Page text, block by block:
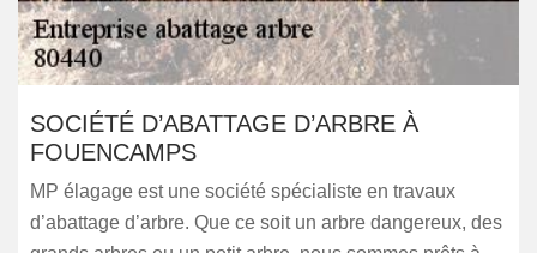
SOCIÉTÉ D’ABATTAGE D’ARBRE À
FOUENCAMPS
MP élagage est une société spécialiste en travaux
d’abattage d’arbre. Que ce soit un arbre dangereux, des